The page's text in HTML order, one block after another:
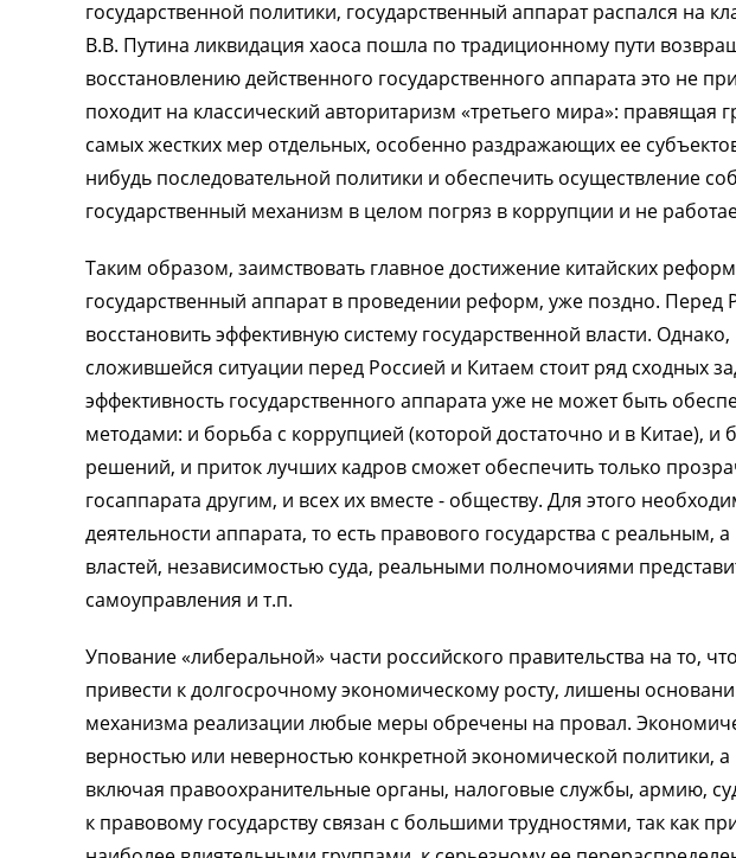
государственной политики, государственный аппарат распался на
В.В. Путина ликвидация хаоса пошла по традиционному пути
восстановлению действенного государственного аппарата это не
походит на классический авторитаризм «третьего мира»: правящая
самых жестких мер отдельных, особенно раздражающих ее
нибудь последовательной политики и обеспечить осуществление
государственный механизм в целом погряз в коррупции и не
Таким образом, заимствовать главное достижение китайских
государственный аппарат в проведении реформ, уже поздно. Перед
восстановить эффективную систему государственной власти.
сложившейся ситуации перед Россией и Китаем стоит ряд сходных
эффективность государственного аппарата уже не может быть
методами: и борьба с коррупцией (которой достаточно и в Китае), и
решений, и приток лучших кадров сможет обеспечить только
госаппарата другим, и всех их вместе - обществу. Для этого
деятельности аппарата, то есть правового государства с реальным,
властей, независимостью суда, реальными полномочиями
самоуправления и т.п.
Упование «либеральной» части российского правительства на то,
привести к долгосрочному экономическому росту, лишены
механизма реализации любые меры обречены на провал.
верностью или неверностью конкретной экономической политики,
включая правоохранительные органы, налоговые службы, армию,
к правовому государству связан с большими трудностями, так как